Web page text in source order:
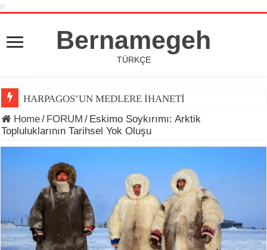
Bernamegeh
TÜRKÇE
HARPAGOS’UN MEDLERE İHANETİ
Home/ FORUM / Eskimo Soykırımı: Arktik
Topluluklarının Tarihsel Yok Oluşu